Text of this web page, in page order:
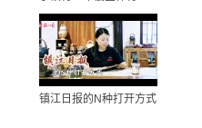
镇江日报的N种打开方式